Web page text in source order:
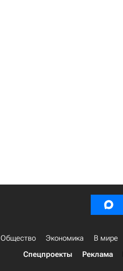
Общество Экономика В мире
Спецпроекты
Реклама